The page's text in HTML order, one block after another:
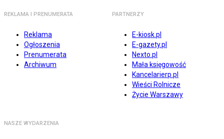
REKLAMA I PRENUMERATA
Reklama
Ogłoszenia
Prenumerata
Archiwum
PARTNERZY
E-kiosk.pl
E-gazety.pl
Nexto.pl
Mała księgowość
Kancelarierp.pl
Wieści Rolnicze
Życie Warszawy
NASZE WYDARZENIA